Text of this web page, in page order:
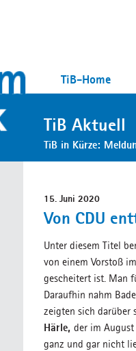
TiB-Home
TiB Aktuell
TiB in Kürze:
15. Juni 2020
Von CDU
Unter diesem Titel
von einem Vorstoß
gescheitert ist. Man
Daraufhin nahm
zeigten sich darüber
Härle, der im
ganz und gar nicht